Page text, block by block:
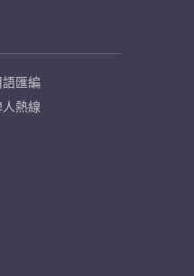
匯編
熱線